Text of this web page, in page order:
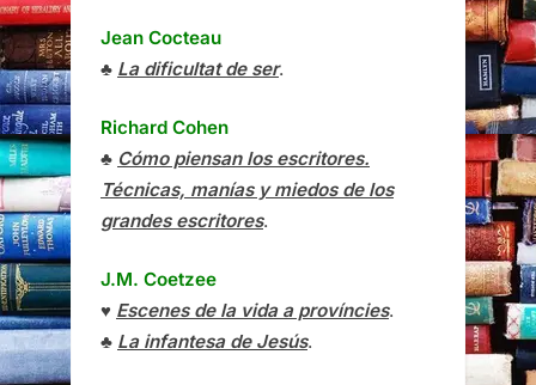
Jean Cocteau
♣ La dificultat de ser.
Richard Cohen
♣ Cómo piensan los escritores.
Técnicas, manías y miedos de los
grandes escritores.
J.M. Coetzee
♥ Escenes de la vida a províncies.
♣ La infantesa de Jesús.